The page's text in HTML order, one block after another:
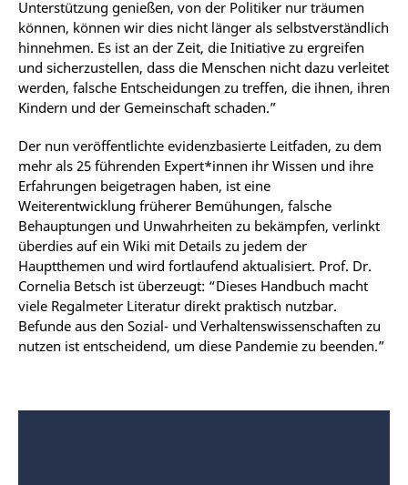
Unterstützung genießen, von der Politiker nur träumen
können, können wir dies nicht länger als selbstverständlich
hinnehmen. Es ist an der Zeit, die Initiative zu ergreifen
und sicherzustellen, dass die Menschen nicht dazu verleitet
werden, falsche Entscheidungen zu treffen, die ihnen, ihren
Kindern und der Gemeinschaft schaden.”
Der nun veröffentlichte evidenzbasierte Leitfaden, zu dem
mehr als 25 führenden Expert*innen ihr Wissen und ihre
Erfahrungen beigetragen haben, ist eine
Weiterentwicklung früherer Bemühungen, falsche
Behauptungen und Unwahrheiten zu bekämpfen, verlinkt
überdies auf ein Wiki mit Details zu jedem der
Hauptthemen und wird fortlaufend aktualisiert. Prof. Dr.
Cornelia Betsch ist überzeugt: “Dieses Handbuch macht
viele Regalmeter Literatur direkt praktisch nutzbar.
Befunde aus den Sozial- und Verhaltenswissenschaften zu
nutzen ist entscheidend, um diese Pandemie zu beenden.”